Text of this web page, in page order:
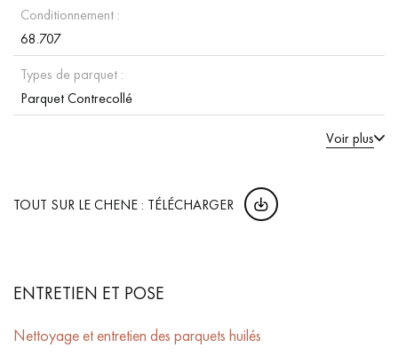
Conditionnement :
68.707
Types de parquet :
Parquet Contrecollé
Voir plus
TOUT SUR LE CHENE : TÉLÉCHARGER
ENTRETIEN ET POSE
Nettoyage et entretien des parquets huilés